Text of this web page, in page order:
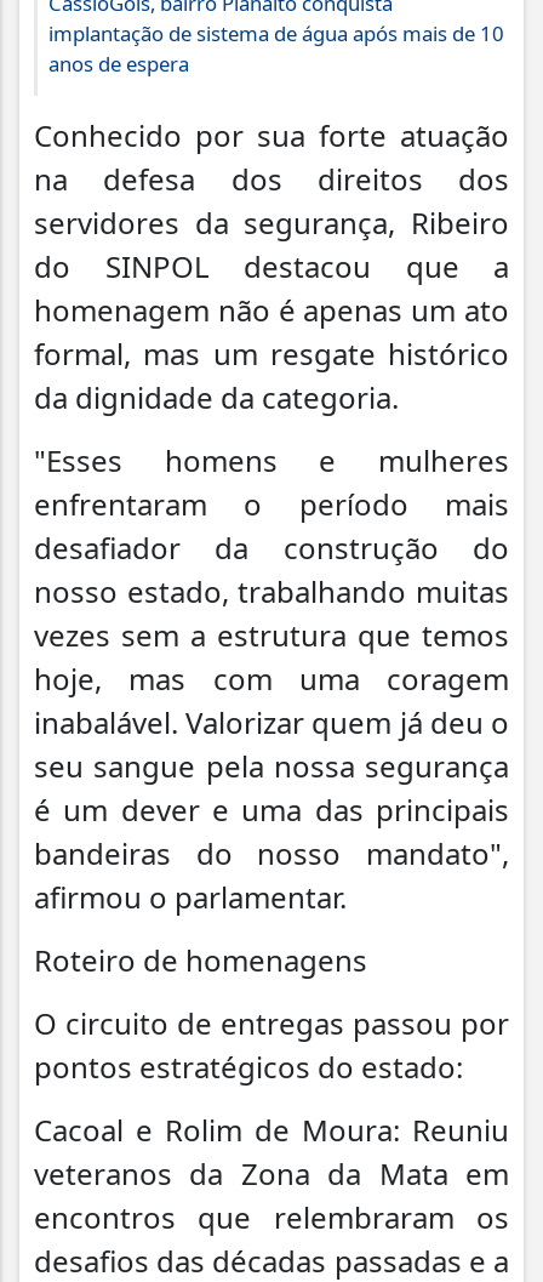
implantação de sistema de água após mais de 10
anos de espera
Conhecido por sua forte atuação
na defesa dos direitos dos
servidores da segurança, Ribeiro
do SINPOL destacou que a
homenagem não é apenas um ato
formal, mas um resgate histórico
da dignidade da categoria.
"Esses homens e mulheres
enfrentaram o período mais
desafiador da construção do
nosso estado, trabalhando muitas
vezes sem a estrutura que temos
hoje, mas com uma coragem
inabalável. Valorizar quem já deu o
seu sangue pela nossa segurança
é um dever e uma das principais
bandeiras do nosso mandato",
afirmou o parlamentar.
Roteiro de homenagens
O circuito de entregas passou por
pontos estratégicos do estado:
Cacoal e Rolim de Moura: Reuniu
veteranos da Zona da Mata em
encontros que relembraram os
desafios das décadas passadas e a